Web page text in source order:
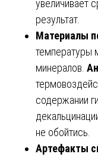
увеличивает
результат.
Материалы
температуры
минералов.
содержании
не обойтись.
Артефакты